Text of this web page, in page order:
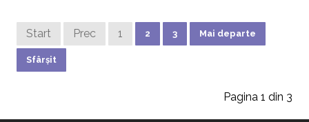
Start Prec 1 2 3 Mai departe
Sfârșit
Pagina 1 din 3